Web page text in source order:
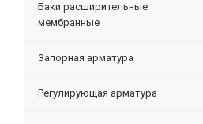
Баки расширительные
мембранные
Запорная арматура
Регулирующая арматура